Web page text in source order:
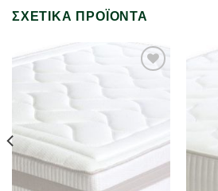
ΣΧΕΤΙΚΆ ΠΡΟΪΌΝΤΑ
αγαπημένα